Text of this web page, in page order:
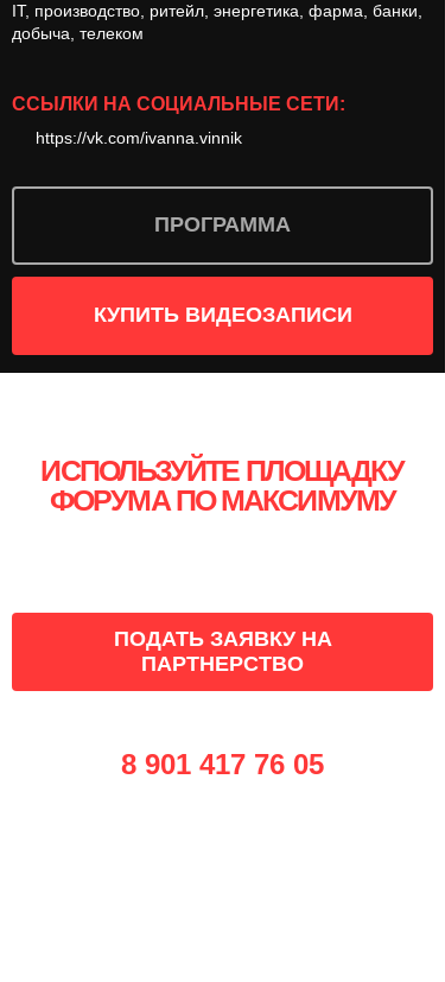
IT, производство, ритейл, энергетика, фарма, банки,
добыча, телеком
ССЫЛКИ НА СОЦИАЛЬНЫЕ СЕТИ:
https://vk.com/ivanna.vinnik
ПРОГРАММА
КУПИТЬ ВИДЕОЗАПИСИ
ИСПОЛЬЗУЙТЕ ПЛОЩАДКУ
ФОРУМА ПО МАКСИМУМУ
ПОДАТЬ ЗАЯВКУ НА
ПАРТНЕРСТВО
8 901 417 76 05